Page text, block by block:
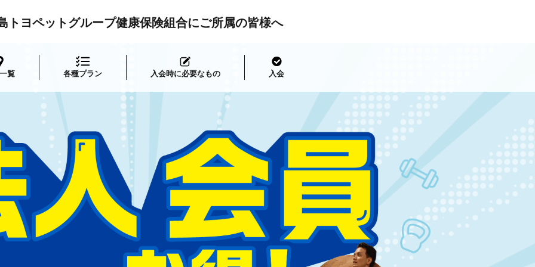
トヨペットグループ健康保険組合にご所属の皆様へ
覧 各種プラン 入会時に必要なもの 入会